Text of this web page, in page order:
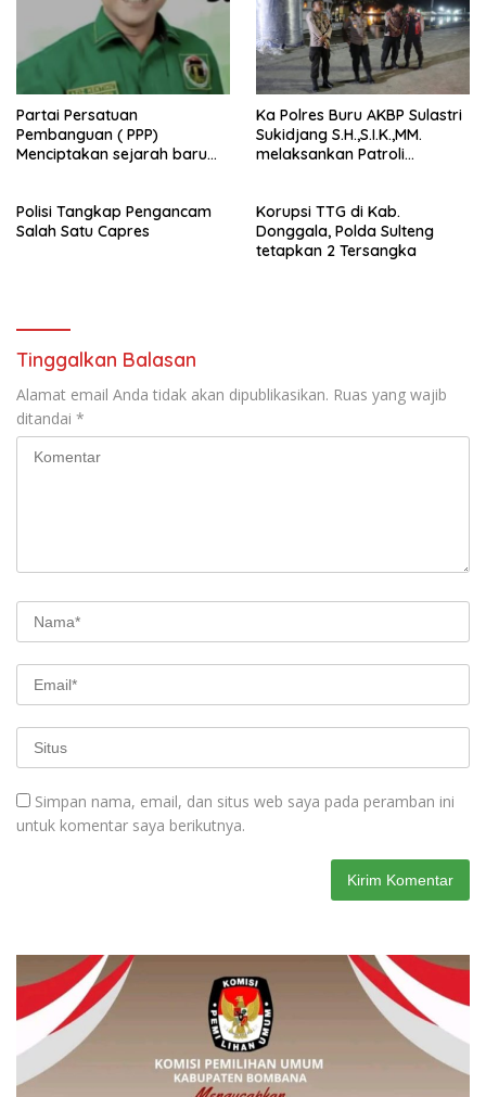
Partai Persatuan
Pembanguan ( PPP)
Menciptakan sejarah baru
Buru (Namlea).
Ka Polres Buru AKBP Sulastri
Sukidjang S.H.,S.I.K.,MM.
melaksankan Patroli
Polisi Tangkap Pengancam
Salah Satu Capres
Korupsi TTG di Kab.
Donggala, Polda Sulteng
tetapkan 2 Tersangka
Tinggalkan Balasan
Alamat email Anda tidak akan dipublikasikan. Ruas yang wajib
ditandai *
Simpan nama, email, dan situs web saya pada peramban ini
untuk komentar saya berikutnya.